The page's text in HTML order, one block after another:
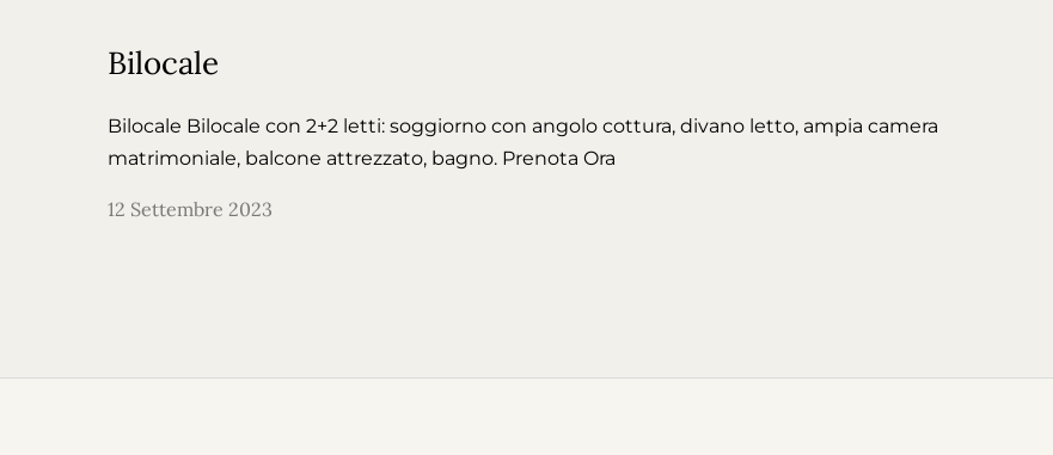
Bilocale
Bilocale Bilocale con 2+2 letti: soggiorno con angolo cottura, divano letto, ampia camera
matrimoniale, balcone attrezzato, bagno. Prenota Ora
12 Settembre 2023